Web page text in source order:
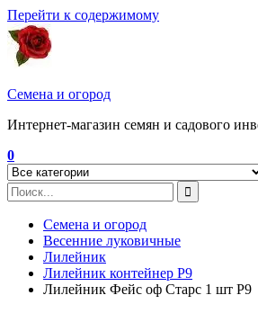
Перейти к содержимому
Семена и огород
Интернет-магазин семян и садового
0
Семена и огород
Весенние луковичные
Лилейник
Лилейник контейнер Р9
Лилейник Фейс оф Старс 1 шт Р9